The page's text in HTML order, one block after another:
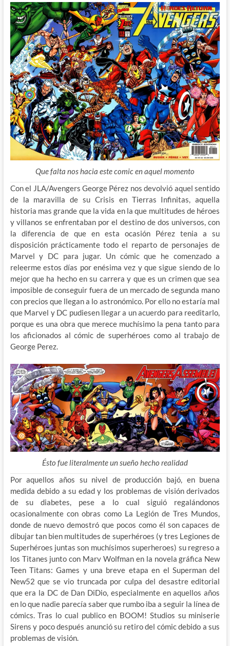
Que falta nos hacia este comic en aquel momento
Con el JLA/Avengers George Pérez nos devolvió aquel sentido
de la maravilla de su Crisis en Tierras Infinitas, aquella
historia mas grande que la vida en la que multitudes de héroes
y villanos se enfrentaban por el destino de dos universos, con
la diferencia de que en esta ocasión Pérez tenia a su
disposición prácticamente todo el reparto de personajes de
Marvel y DC para jugar. Un cómic que he comenzado a
releerme estos días por enésima vez y que sigue siendo de lo
mejor que ha hecho en su carrera y que es un crimen que sea
imposible de conseguir fuera de un mercado de segunda mano
con precios que llegan a lo astronómico. Por ello no estaría mal
que Marvel y DC pudiesen llegar a un acuerdo para reeditarlo,
porque es una obra que merece muchísimo la pena tanto para
los aficionados al cómic de superhéroes como al trabajo de
George Perez.
Ésto fue literalmente un sueño hecho realidad
Por aquellos años su nivel de producción bajó, en buena
medida debido a su edad y los problemas de visión derivados
de su diabetes, pese a lo cual siguió regalándonos
ocasionalmente con obras como La Legión de Tres Mundos,
donde de nuevo demostró que pocos como él son capaces de
dibujar tan bien multitudes de superhéroes (y tres Legiones de
Superhéroes juntas son muchísimos superheroes) su regreso a
los Titanes junto con Marv Wolfman en la novela gráfica New
Teen Titans: Games y una breve etapa en el Superman del
New52 que se vio truncada por culpa del desastre editorial
que era la DC de Dan DiDio, especialmente en aquellos años
en lo que nadie parecía saber que rumbo iba a seguir la línea de
cómics. Tras lo cual publico en BOOM! Studios su miniserie
Sirens y poco después anunció su retiro del cómic debido a sus
problemas de visión.